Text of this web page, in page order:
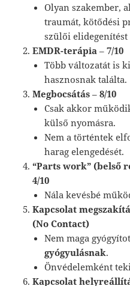
Olyan szakember,
traumát, kötődési
szülői elidegenítést
EMDR-terápia –7/10
Több változatát is
hasznosnak találta.
Megbocsátás –8/10
Csak akkor
külső nyomásra.
Nem a történtek
harag elengedését.
“Parts work” (belső
4/10
Nála kevésbé
Kapcsolat
(No Contact)
Nem maga
gyógyulásnak.
Önvédelemként
Kapcsolat